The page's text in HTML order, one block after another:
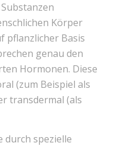
Körper
pflanzlicher Basis
genau den
Hormonen. Diese
(zum Beispiel als
transdermal (als
durch spezielle